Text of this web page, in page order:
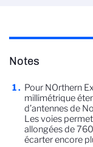
Notes
Pour NOrthern
millimétrique
d’antennes de
Les voies
allongées de
écarter encore